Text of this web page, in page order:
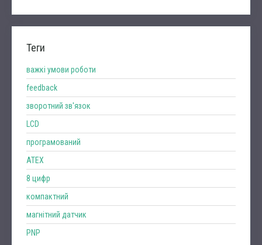
Теги
важкі умови роботи
feedback
зворотний зв'язок
LCD
програмований
ATEX
8 цифр
компактний
магнітний датчик
PNP